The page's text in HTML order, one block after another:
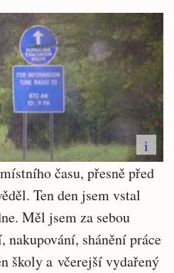
i
času, přesně před
Ten den jsem vstal
Měl jsem za sebou
nakupování, shánění práce
školy a včerejší vydařený